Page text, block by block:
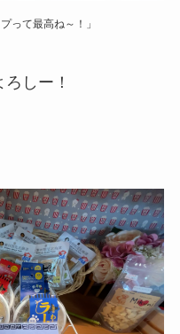
って最高ね～！」
しー！